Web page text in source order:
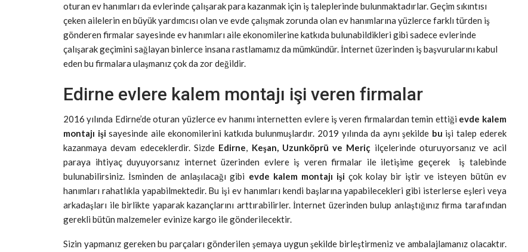
oturan ev hanımları da evlerinde çalışarak para kazanmak için iş taleplerinde bulunmaktadırlar. Geçim sıkıntısı
çeken ailelerin en büyük yardımcısı olan ve evde çalışmak zorunda olan ev hanımlarına yüzlerce farklı türden iş
gönderen firmalar sayesinde ev hanımları aile ekonomilerine katkıda bulunabildikleri gibi sadece evlerinde
çalışarak geçimini sağlayan binlerce insana rastlamamız da mümkündür. İnternet üzerinden iş başvurularını kabul
eden bu firmalara ulaşmanız çok da zor değildir.
Edirne evlere kalem montajı işi veren firmalar
2016 yılında Edirne’de oturan yüzlerce ev hanımı internetten evlere iş veren firmalardan temin ettiği evde kalem
montajı işisayesinde aile ekonomilerini katkıda bulunmuşlardır. 2019 yılında da aynı şekilde bu işi talep ederek
kazanmaya devam edeceklerdir. Sizde Edirne, Keşan, Uzunköprü ve Meriç ilçelerinde oturuyorsanız ve acil
paraya ihtiyaç duyuyorsanız internet üzerinden evlere iş veren firmalar ile iletişime geçerek iş talebinde
bulunabilirsiniz. İsminden de anlaşılacağı gibi evde kalem montajı işiçok kolay bir iştir ve isteyen bütün ev
hanımları rahatlıkla yapabilmektedir. Bu işi ev hanımları kendi başlarına yapabilecekleri gibi isterlerse eşleri veya
arkadaşları ile birlikte yaparak kazançlarını arttırabilirler. İnternet üzerinden bulup anlaştığınız firma tarafından
gerekli bütün malzemeler evinize kargo ile gönderilecektir.
Sizin yapmanız gereken bu parçaları gönderilen şemaya uygun şekilde birleştirmeniz ve ambalajlamanız olacaktır.